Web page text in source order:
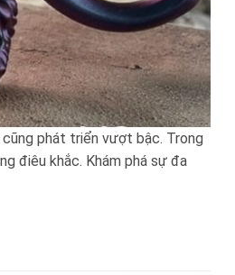
phát triển vượt bậc. Trong
điêu khắc. Khám phá sự đa